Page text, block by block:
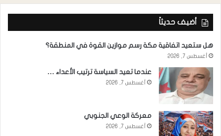
أضيف حديثاً
هل ستعيد اتفاقية مكة رسم موازين القوة في المنطقة؟
أغسطس 7, 2026
عندما تعيد السياسة ترتيب الأعداء …
أغسطس 7, 2026
معركة الوعي الجنوبي
أغسطس 7, 2026